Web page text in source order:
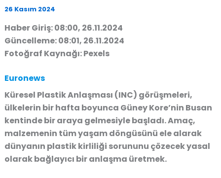
26 Kasım 2024
Haber Giriş: 08:00, 26.11.2024
Güncelleme: 08:01, 26.11.2024
Fotoğraf Kaynağı: Pexels
Euronews
Küresel Plastik Anlaşması (INC) görüşmeleri,
ülkelerin bir hafta boyunca Güney Kore’nin Busan
kentinde bir araya gelmesiyle başladı. Amaç,
malzemenin tüm yaşam döngüsünü ele alarak
dünyanın plastik kirliliği sorununu çözecek yasal
olarak bağlayıcı bir anlaşma üretmek.